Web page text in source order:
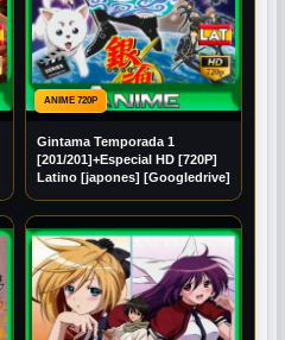
ANIME 720P
Gintama Temporada 1
[201/201]+Especial HD [720P]
Latino [japones] [Googledrive]